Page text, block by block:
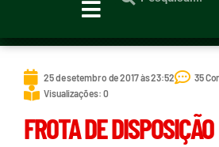
25 de setembro de 2017 às 23:52
35
Visualizações: 0
FROTA DE DISPOSIÇÃO